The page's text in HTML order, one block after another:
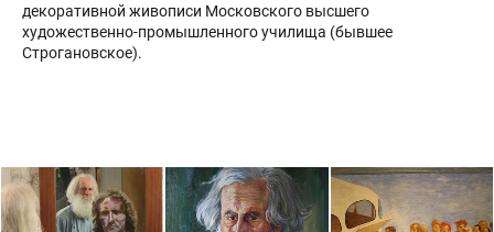
декоративной живописи Московского высшего
художественно-промышленного училища (бывшее
Строгановское).